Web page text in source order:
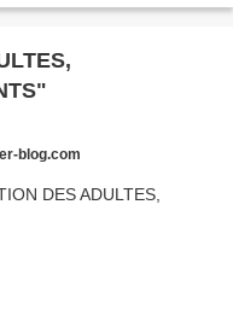
blog.com